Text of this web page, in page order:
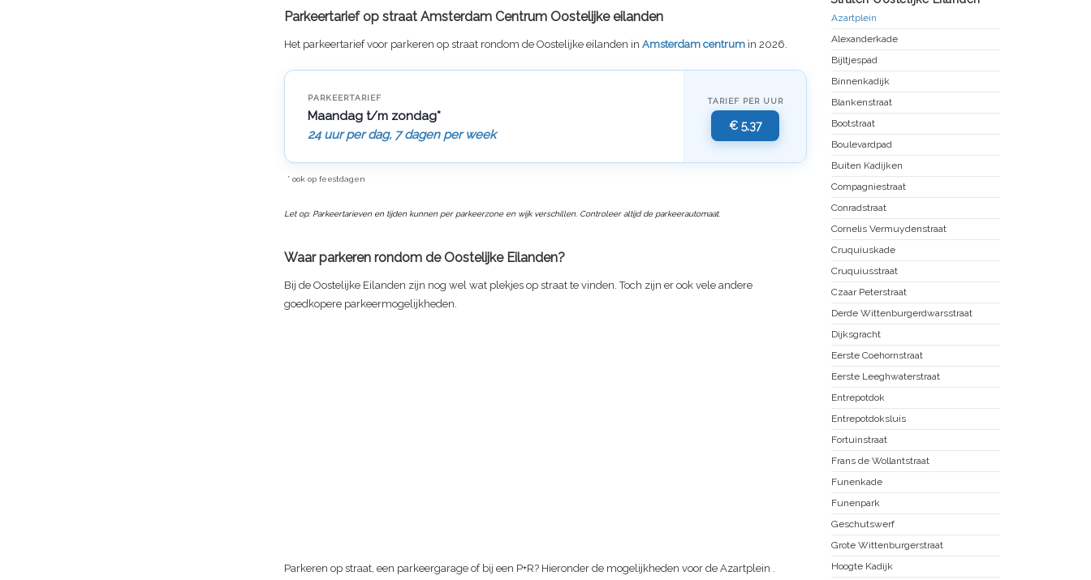
Parkeertarief op straat Amsterdam Centrum Oostelijke eilanden
Het parkeertarief voor parkeren op straat rondom de Oostelijke eilanden in Amsterdam centrum in 2026.
PARKEERTARIEF
Maandag t/m zondag*
24 uur per dag, 7 dagen per week
TARIEF PER UUR
€ 5,37
* ook op feestdagen
Let op: Parkeertarieven en tijden kunnen per parkeerzone en wijk verschillen. Controleer altijd de parkeerautomaat.
Waar parkeren rondom de Oostelijke Eilanden?
Bij de Oostelijke Eilanden zijn nog wel wat plekjes op straat te vinden. Toch zijn er ook vele andere
goedkopere parkeermogelijkheden.
Parkeren op straat, een parkeergarage of bij een P+R? Hieronder de mogelijkheden voor de Azartplein
Azartplein
Alexanderkade
Bijltjespad
Binnenkadijk
Blankenstraat
Bootstraat
Boulevardpad
Buiten Kadijken
Compagniestraat
Conradstraat
Cornelis Vermuydenstraat
Cruquiuskade
Cruquiusstraat
Czaar Peterstraat
Derde Wittenburgerdwarsstraat
Dijksgracht
Eerste Coehornstraat
Eerste Leeghwaterstraat
Entrepotdok
Entrepotdoksluis
Fortuinstraat
Frans de Wollantstraat
Funenkade
Funenpark
Geschutswerf
Grote Wittenburgerstraat
Hoogte Kadijk